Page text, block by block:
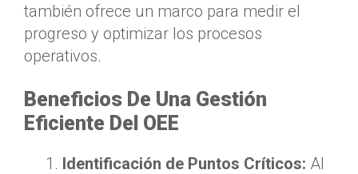
también ofrece un marco para medir el
progreso y optimizar los procesos
operativos.
Beneficios De Una Gestión
Eficiente Del OEE
Identificación de Puntos Críticos: Al